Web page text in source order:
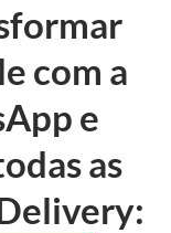
com a
e
as